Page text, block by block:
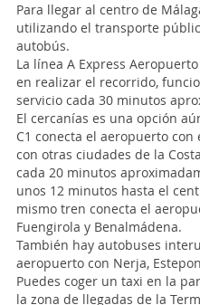
Para llegar al centro de
utilizando el transporte
autobús.
La línea A Express
en realizar el recorrido,
servicio cada 30 minutos
El cercanías es una opción
C1 conecta el aeropuerto
con otras ciudades de la
cada 20 minutos
unos 12 minutos hasta el
mismo tren conecta el
Fuengirola y Benalmádena.
También hay autobuses
aeropuerto con Nerja,
Puedes coger un taxi en la
la zona de llegadas de la